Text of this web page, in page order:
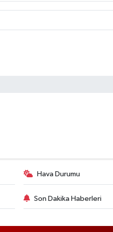
Hava Durumu
Son Dakika Haberleri